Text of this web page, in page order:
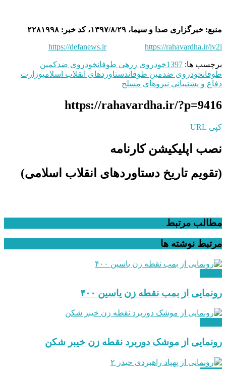
منبع: خبرگزاری صدا و سیما، ۱۳۹۷/۸/۲۹، کد خبر: ۲۲۸۱۹۹۸
https://defanews.ir
https://rahavardha.ir/iv2i
برچسب ها: 1397خودروی زرهی طوفانخودروی ضدکمین
طوفانخودروی ضدمین طوفاندستاوردهای انقلاب اسلامیوزارت
دفاع و پشتیبانی نیروهای مسلح
https://rahavardha.ir/?p=9416
کپی URL
نصب اپلیکیشن کارنامه
(تقویم تاریخ دستاوردهای انقلاب اسلامی​)
مطالب مرتبط
مرتبط نوشته ها
رونمایی از بمب نقطه زن یاسین ۴۰۰
رونمایی از موشک دوربرد نقطه زن خیبر شکن